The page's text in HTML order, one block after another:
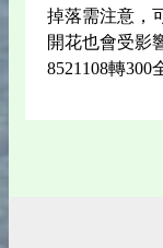
掉落需注意，
開花也會受影
8521108轉300